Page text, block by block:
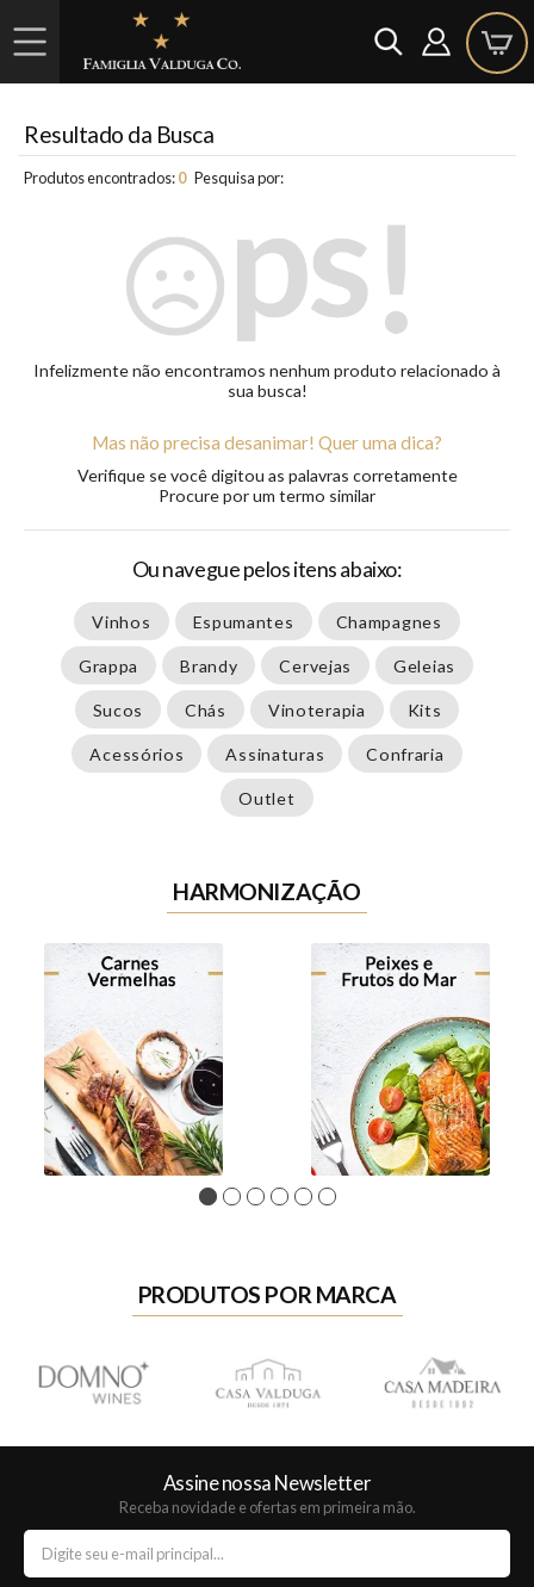
Resultado da Busca
Produtos encontrados:0 Pesquisa por:
Infelizmente não encontramos nenhum produto relacionado à
sua busca!
Mas não precisa desanimar! Quer uma dica?
Verifique se você digitou as palavras corretamente
Procure por um termo similar
Ou navegue pelos itens abaixo:
Vinhos Espumantes Champagnes
Grappa Brandy Cervejas Geleias
Sucos Chás Vinoterapia Kits
Acessórios Assinaturas Confraria
Outlet
HARMONIZAÇÃO
1 2 3 4 5 6
PRODUTOS POR MARCA
Assine nossa Newsletter
Receba novidade e ofertas em primeira mão.